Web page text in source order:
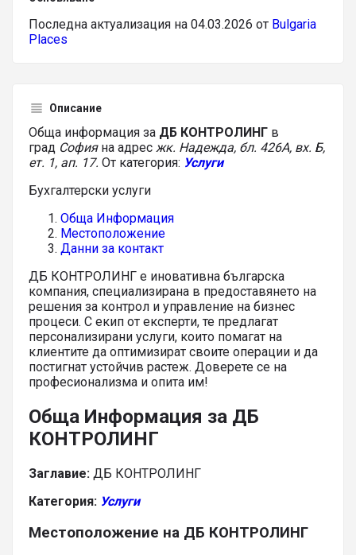
Последна актуализация на 04.03.2026 от Bulgaria
Places
Описание
Обща информация за ДБ КОНТРОЛИНГ в
град София на адрес жк. Надежда, бл. 426А, вх. Б,
ет. 1, ап. 17. От категория: Услуги
Бухгалтерски услуги
Обща Информация
Местоположение
Данни за контакт
ДБ КОНТРОЛИНГ е иновативна българска
компания, специализирана в предоставянето на
решения за контрол и управление на бизнес
процеси. С екип от експерти, те предлагат
персонализирани услуги, които помагат на
клиентите да оптимизират своите операции и да
постигнат устойчив растеж. Доверете се на
професионализма и опита им!
Обща Информация за ДБ
КОНТРОЛИНГ
Заглавие: ДБ КОНТРОЛИНГ
Категория: Услуги
Местоположение на ДБ КОНТРОЛИНГ